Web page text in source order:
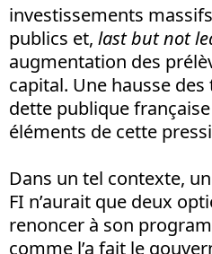
investissements
publics et, last but not
augmentation des
capital. Une hausse
dette publique française
éléments de cette
Dans un tel contexte,
FI n’aurait que deux
renoncer à son
comme l’a fait le